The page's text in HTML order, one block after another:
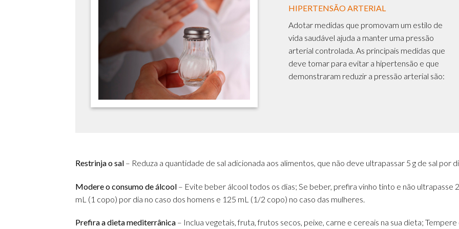
HIPERTENSÃO ARTERIAL
Adotar medidas que promovam um estilo de
vida saudável ajuda a manter uma pressão
arterial controlada. As principais medidas que
deve tomar para evitar a hipertensão e que
demonstraram reduzir a pressão arterial são:
Restrinja o sal – Reduza a quantidade de sal adicionada aos alimentos, que não deve ultrapassar 5 g de sal por
Modere o consumo de álcool – Evite beber álcool todos os dias; Se beber, prefira vinho tinto e não ultrapasse
mL (1 copo) por dia no caso dos homens e 125 mL (1/2 copo) no caso das mulheres.
Prefira a dieta mediterrânica – Inclua vegetais, fruta, frutos secos, peixe, carne e cereais na sua dieta; Tempere